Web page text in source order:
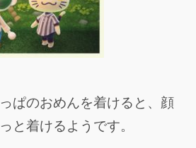
ぱのおめんを着けると、顔
と着けるようです。